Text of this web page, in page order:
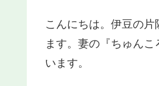
こんにちは。伊豆の
ます。妻の『ちゅん
います。